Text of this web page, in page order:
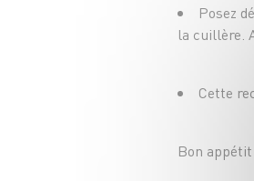
Posez
la cuillère.
Cette
Bon appétit